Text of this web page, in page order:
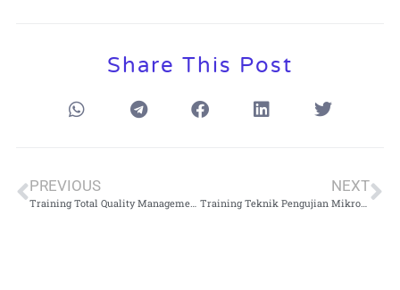
Share This Post
PREVIOUS
Training Total Quality Management (TQM): Fondasi Mutu untuk Manufaktur & Jasa
NEXT
Training Teknik Pengujian Mikrobiologi Farmasi